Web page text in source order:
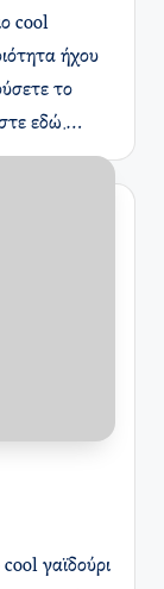
cool
ήχου
το
εδώ.…
γαϊδούρι